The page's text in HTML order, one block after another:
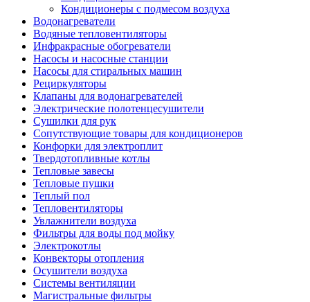
Кондиционеры с подмесом воздуха
Водонагреватели
Водяные тепловентиляторы
Инфракрасные обогреватели
Насосы и насосные станции
Насосы для стиральных машин
Рециркуляторы
Клапаны для водонагревателей
Электрические полотенцесушители
Сушилки для рук
Сопутствующие товары для кондиционеров
Конфорки для электроплит
Твердотопливные котлы
Тепловые завесы
Тепловые пушки
Теплый пол
Тепловентиляторы
Увлажнители воздуха
Фильтры для воды под мойку
Электрокотлы
Конвекторы отопления
Осушители воздуха
Системы вентиляции
Магистральные фильтры